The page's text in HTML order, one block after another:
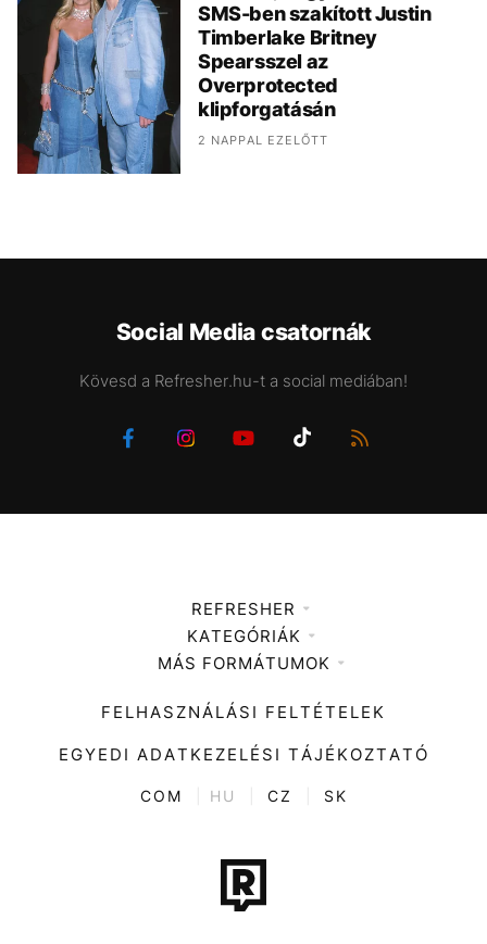
SMS-ben szakított Justin
Timberlake Britney
Spearsszel az
Overprotected
klipforgatásán
2 NAPPAL EZELŐTT
Social Media csatornák
Kövesd a Refresher.hu-t a social mediában!
REFRESHER
Médiaajánlat
KATEGÓRIÁK
Zene
Divat
Kultúra
ENTR
Tech-Tudomány
Sport
MÁS FORMÁTUMOK
FELHASZNÁLÁSI FELTÉTELEK
EGYEDI ADATKEZELÉSI TÁJÉKOZTATÓ
COM HU CZ SK